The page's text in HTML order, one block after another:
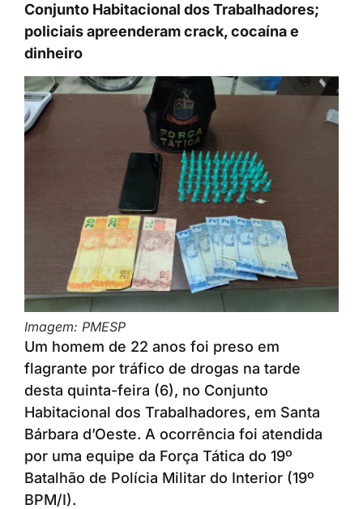
Conjunto Habitacional dos Trabalhadores;
policiais apreenderam crack, cocaína e
dinheiro
Imagem: PMESP
Um homem de 22 anos foi preso em
flagrante por tráfico de drogas na tarde
desta quinta-feira (6), no Conjunto
Habitacional dos Trabalhadores, em Santa
Bárbara d’Oeste. A ocorrência foi atendida
por uma equipe da Força Tática do 19º
Batalhão de Polícia Militar do Interior (19º
BPM/I).